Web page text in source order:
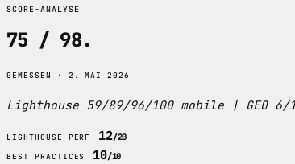
SCORE-ANALYSE
75 / 98.
GEMESSEN · 2. MAI 2026
Lighthouse 59/89/96/100 mobile | GEO
LIGHTHOUSE PERF 12/20
BEST PRACTICES 10/10